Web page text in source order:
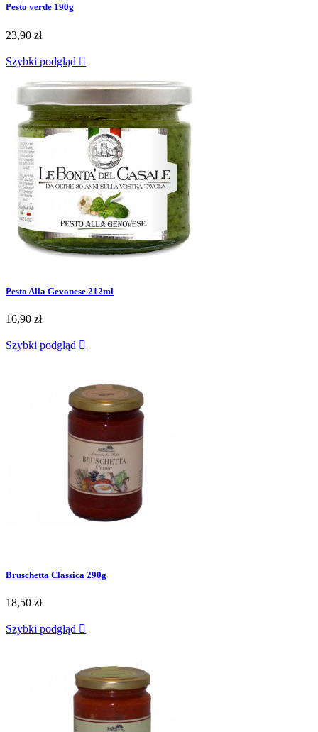
Pesto verde 190g
23,90 zł
Szybki podgląd 
Pesto Alla Gevonese 212ml
16,90 zł
Szybki podgląd 
Bruschetta Classica 290g
18,50 zł
Szybki podgląd 